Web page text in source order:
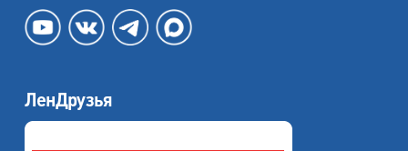
ЛенДрузья